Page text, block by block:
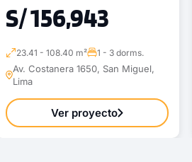
S/ 156,943
23.41 - 108.40 m² 1 - 3 dorms.
Av. Costanera 1650, San Miguel,
Lima
Ver proyecto